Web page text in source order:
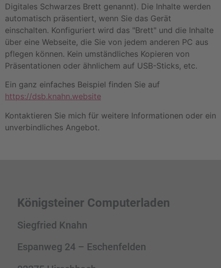
Digitales Schwarzes Brett genannt). Die Inhalte werden
automatisch präsentiert, wenn Sie das Gerät
einschalten. Konfiguriert wird das "Brett" und die Inhalte
über eine Webseite, die Sie von jedem anderen PC aus
pflegen können. Kein umständliches Kopieren von
Präsentationen oder ähnlichem auf USB-Sticks, etc.
Ein ganz einfaches Beispiel finden Sie auf
https://dsb.knahn.website
Kontaktieren Sie mich für weitere Informationen oder ein
unverbindliches Angebot.
Königsteiner Computerladen
Siegfried Knahn
Espanweg 24 – Eschenfelden